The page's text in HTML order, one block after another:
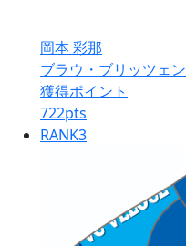
岡本 彩那
ブラウ・ブリッツェン
獲得ポイント
722pts
RANK3